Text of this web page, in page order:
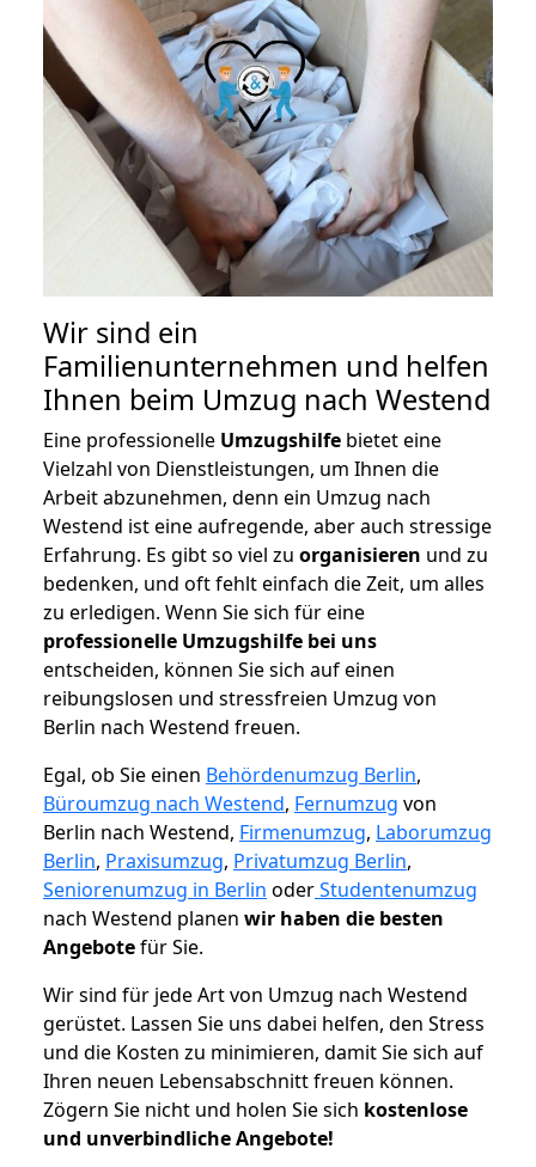
Wir sind ein
Familienunternehmen und helfen
Ihnen beim Umzug nach Westend
Eine professionelle Umzugshilfe bietet eine
Vielzahl von Dienstleistungen, um Ihnen die
Arbeit abzunehmen, denn ein Umzug nach
Westend ist eine aufregende, aber auch stressige
Erfahrung. Es gibt so viel zu organisieren und zu
bedenken, und oft fehlt einfach die Zeit, um alles
zu erledigen. Wenn Sie sich für eine
professionelle Umzugshilfe bei uns
entscheiden, können Sie sich auf einen
reibungslosen und stressfreien Umzug von
Berlin nach Westend freuen.
Egal, ob Sie einen Behördenumzug Berlin,
Büroumzug nach Westend, Fernumzug von
Berlin nach Westend, Firmenumzug, Laborumzug
Berlin, Praxisumzug, Privatumzug Berlin,
Seniorenumzug in Berlin oderStudentenumzug
nach Westend planen wir haben die besten
Angebotefür Sie.
Wir sind für jede Art von Umzug nach Westend
gerüstet. Lassen Sie uns dabei helfen, den Stress
und die Kosten zu minimieren, damit Sie sich auf
Ihren neuen Lebensabschnitt freuen können.
Zögern Sie nicht und holen Sie sich kostenlose
und unverbindliche Angebote!